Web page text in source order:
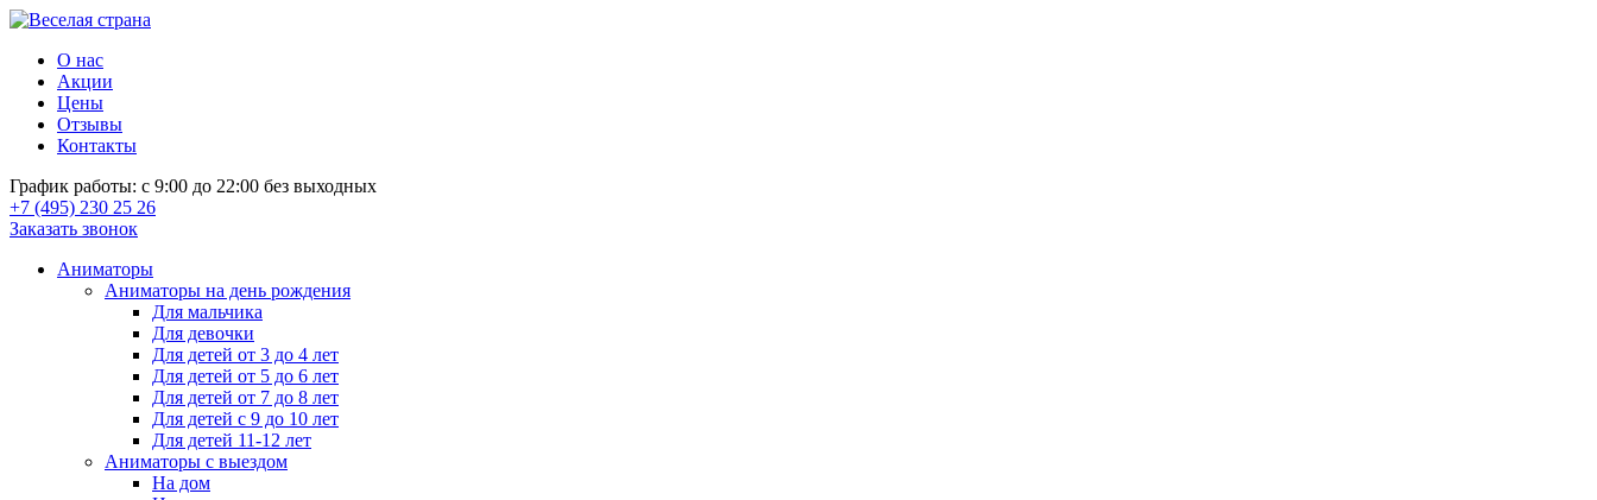
О нас
Акции
Цены
Отзывы
Контакты
График работы: с 9:00 до 22:00 без выходных
+7 (495) 230 25 26
Заказать звонок
Аниматоры
Аниматоры на день рождения
Для мальчика
Для девочки
Для детей от 3 до 4 лет
Для детей от 5 до 6 лет
Для детей от 7 до 8 лет
Для детей с 9 до 10 лет
Для детей 11-12 лет
Аниматоры с выездом
На дом